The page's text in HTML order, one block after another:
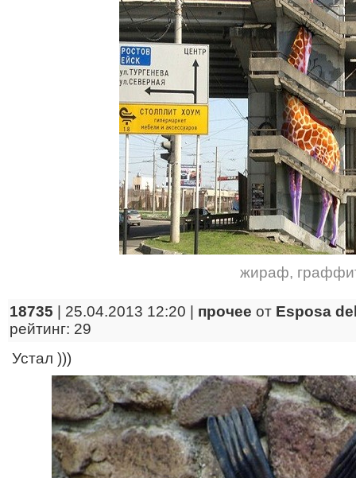
жираф,
18735 | 25.04.2013 12:20 | прочее от Esposa
рейтинг: 29
Устал )))